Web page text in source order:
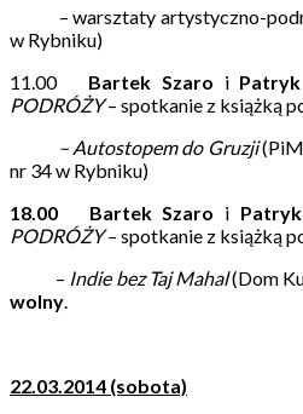
– warsztaty artystyczno-
w Rybniku)
11.00Bartek Szaro i
PODRÓŻY– spotkanie z książką
– Autostopem do Gruzji
nr 34 w Rybniku)
18.00
Bartek Szaro i
PODRÓŻY– spotkanie z książką
– Indie bez Taj Mahal(Dom
wolny.
22.03.2014 (sobota)